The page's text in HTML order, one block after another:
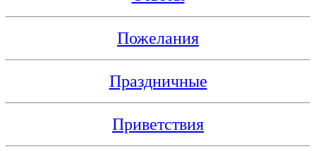
Пожелания
Праздничные
Приветствия